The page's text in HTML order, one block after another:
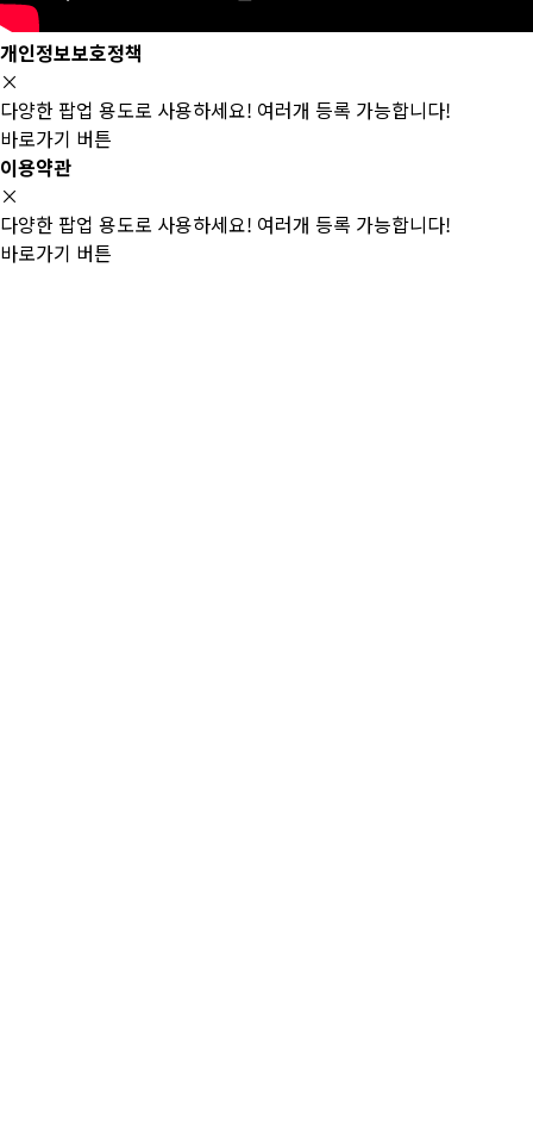
개인정보보호정책
×
다양한 팝업 용도로 사용하세요! 여러개 등록 가능합니다!
바로가기 버튼
이용약관
×
다양한 팝업 용도로 사용하세요! 여러개 등록 가능합니다!
바로가기 버튼